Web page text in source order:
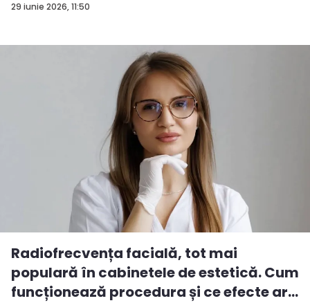
29 iunie 2026, 11:50
Radiofrecvența facială, tot mai
populară în cabinetele de estetică. Cum
funcționează procedura și ce efecte ar...